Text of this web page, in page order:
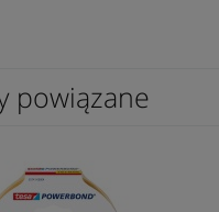
powiązane